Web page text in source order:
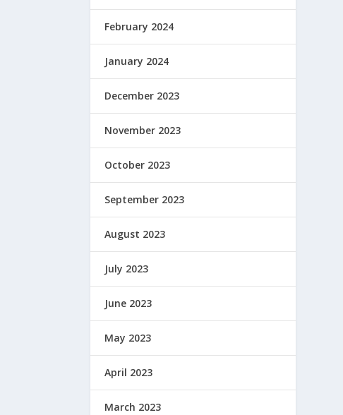
February 2024
January 2024
December 2023
November 2023
October 2023
September 2023
August 2023
July 2023
June 2023
May 2023
April 2023
March 2023